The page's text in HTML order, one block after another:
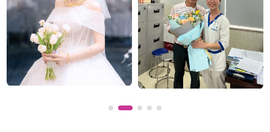
Bài viết liên quan:
Hoa chúc mừng sinh nhật
Hoa tốt nghiệp đại học
Giá của bó hoa tươi 3 bông hiện nay bao nhiêu?